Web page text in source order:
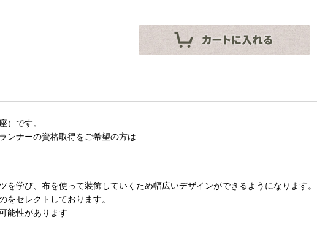
）です。
ンナーの資格取得をご希望の方は
学び、布を使って装飾していくため幅広いデザインができるようになります。
セレクトしております。
能性があります